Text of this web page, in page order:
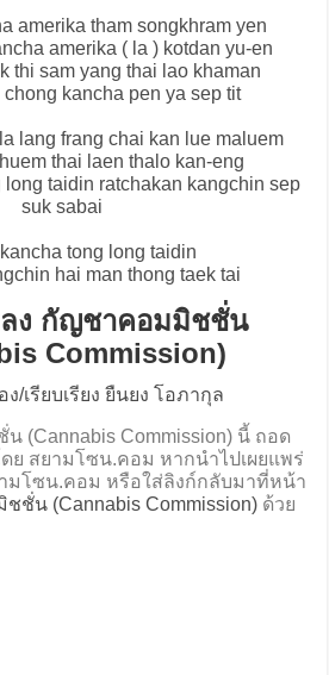
amerika tham songkhram yen
amerika ( la ) kotdan yu-en
thi sam yang thai lao khaman
kancha pen ya sep tit
lang frang chai kan lue maluem
thai laen thalo kan-eng
taidin ratchakan kangchin sep
suk sabai
tong long taidin
hai man thong taek tai
ลง กัญชาคอมมิชชั่น
Commission)
/เรียบเรียง ยืนยง โอภากุล
(Cannabis Commission) นี้ ถอด
ย สยามโซน.คอม หากนำไปเผยแพร่
มโซน.คอม หรือใส่ลิงก์กลับมาที่หน้า
ชั่น (Cannabis Commission) ด้วย